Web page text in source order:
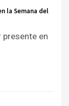
la Semana del
en